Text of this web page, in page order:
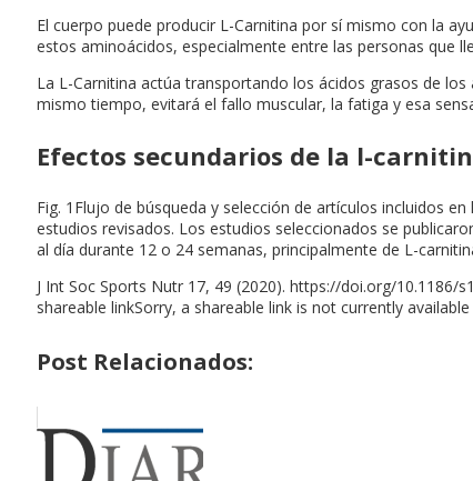
El cuerpo puede producir L-Carnitina por sí mismo con la
estos aminoácidos, especialmente entre las personas que
La L-Carnitina actúa transportando los ácidos grasos de
mismo tiempo, evitará el fallo muscular, la fatiga y esa
Efectos secundarios de la l-
Fig. 1Flujo de búsqueda y selección de artículos incluidos
estudios revisados. Los estudios seleccionados se
al día durante 12 o 24 semanas, principalmente de L-
J Int Soc Sports Nutr 17, 49 (2020). https://doi.org/
shareable linkSorry, a shareable link is not currently
Post Relacionados: